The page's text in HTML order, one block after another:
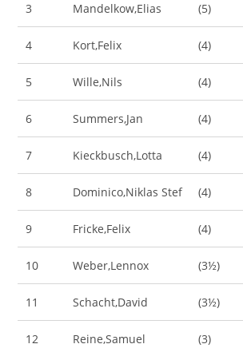
3 Mandelkow,Elias (5)
4 Kort,Felix (4)
5 Wille,Nils (4)
6 Summers,Jan (4)
7 Kieckbusch,Lotta (4)
8 Dominico,Niklas Stef (4)
9 Fricke,Felix (4)
10 Weber,Lennox (3½)
11 Schacht,David (3½)
12 Reine,Samuel (3)